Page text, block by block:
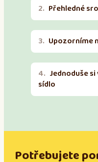
Přehledné
Upozorníme
Jednoduše
sídlo
Potřebujete